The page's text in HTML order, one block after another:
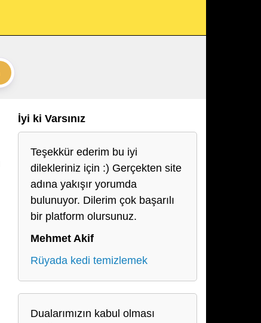
İyi ki Varsınız
Teşekkür ederim bu iyi
dilekleriniz için :) Gerçekten site
adına yakışır yorumda
bulunuyor. Dilerim çok başarılı
bir platform olursunuz.
Mehmet Akif
Rüyada kedi temizlemek
Dualarımızın kabul olması